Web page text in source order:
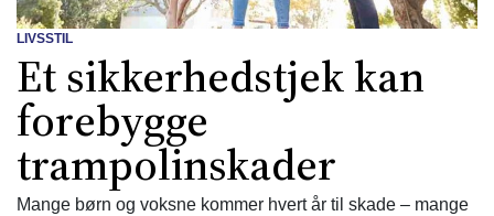
LIVSSTIL
Et sikkerhedstjek kan
forebygge
trampolinskader
Mange børn og voksne kommer hvert år til skade – mange